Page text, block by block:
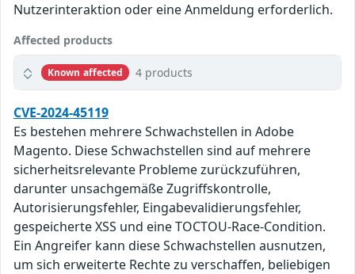
Nutzerinteraktion oder eine Anmeldung erforderlich.
Affected products
Known affected 4 products
CVE-2024-45119
Es bestehen mehrere Schwachstellen in Adobe
Magento. Diese Schwachstellen sind auf mehrere
sicherheitsrelevante Probleme zurückzuführen,
darunter unsachgemäße Zugriffskontrolle,
Autorisierungsfehler, Eingabevalidierungsfehler,
gespeicherte XSS und eine TOCTOU-Race-Condition.
Ein Angreifer kann diese Schwachstellen ausnutzen,
um sich erweiterte Rechte zu verschaffen, beliebigen